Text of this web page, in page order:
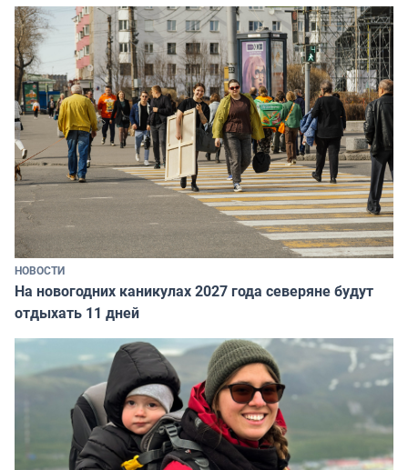
НОВОСТИ
На новогодних каникулах 2027 года северяне будут
отдыхать 11 дней